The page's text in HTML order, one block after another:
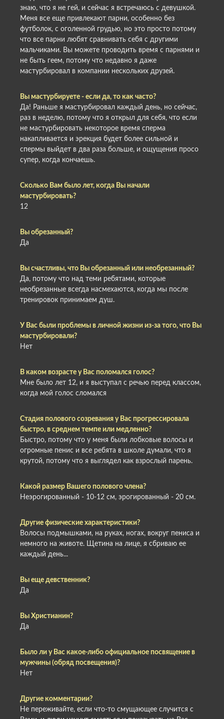
знаю, что я не гей, и сейчас я встречаюсь с девушкой.
Меня все еще привлекают парни, особенно без
футболок, с оголенной грудью, но это просто потому
что все парни любят сравнивать себя с другими
мальчиками. Вы можете проводить время с парнями и
не быть геем, потому что недавно я даже
мастурбировал в компании нескольких друзей.
Вы мастурбируете - если да, то как часто?
Да! Раньше я мастурбировал каждый день, но сейчас,
раз в неделю, потому что я открыл для себя, что если
не мастурбировать некоторое время сперма
накапливается и эрекция будет более сильной и
спермы выйдет в два раза больше, и ощущения просо
супер, когда кончаешь.
Сколько Вам было лет, когда Вы начали
мастурбировать?
12
Вы обрезанный?
Да
Вы счастливы, что Вы обрезанный или необрезанный?
Да, потому что над теми ребятами, которые
необрезанные всегда насмехаются, когда мы после
тренировок принимаем душ.
У Вас были проблемы в личной жизни из-за того, что Вы
мастурбировали?
Нет
В каком возрасте у Вас поломался голос?
Мне было лет 12, и я выступал с речью перед классом,
когда мой голос сломался
Стадия полового созревания у Вас прогрессировала
быстро, в среднем темпе или медленно?
Быстро, потому что у меня были лобковые волосы и
огромные пенис и все ребята в школе думали, что я
крутой, потому что я выглядел как взрослый парень.
Какой размер Вашего полового члена?
Неэрогированный - 10-12 см, эрогированный - 20 см.
Другие физические характеристики?
Волосы подмышками, на руках, ногах, вокруг пениса и
немного на животе. Щетина на лице, я сбриваю ее
каждый день...
Вы еще девственник?
Да
Вы Христианин?
Да
Было ли у Вас какое-либо официальное посвящение в
мужчины (обряд посвещения)?
Нет
Другие комментарии?
Не переживайте, если что-то смущающее случится с